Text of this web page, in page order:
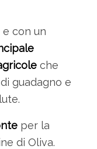
con un
che
guadagno e
per la
di Oliva.